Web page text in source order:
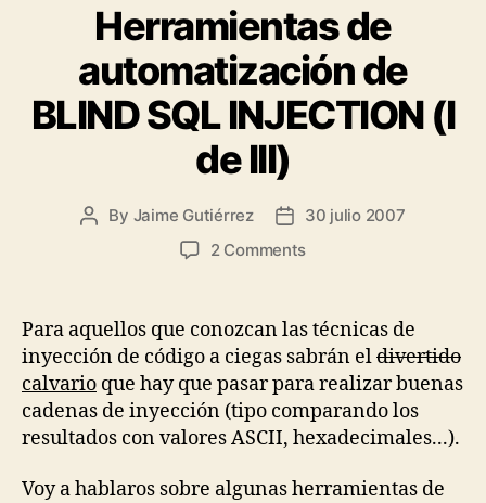
Herramientas de
automatización de
BLIND SQL INJECTION (I
de III)
Post
By Jaime Gutiérrez
Post30 julio 2007
2 Commentson
automatización
de
BLIND
SQL
INJECTION
(I
III)
Para aquellos que conozcan las técnicas de
inyección de código a ciegas sabrán eldivertido
calvario que hay que pasar para realizar buenas
cadenas de inyección (tipo comparando los
resultados con valores ASCII, hexadecimales...).
Voy a hablaros sobre algunas herramientas de